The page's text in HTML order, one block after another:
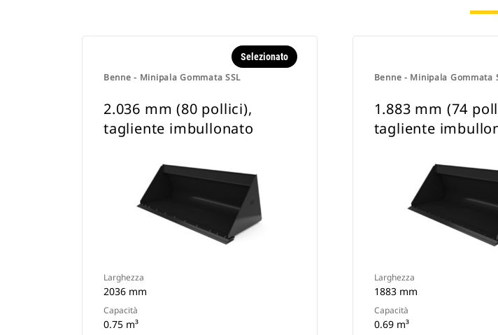
Benne - Minipala Gommata SSL
Selezionato
2.036 mm (80 pollici),
tagliente imbullonato
Larghezza
2036 mm
Capacità
0.75 m³
Benne - Minipala Gommata
1.883 mm (74
tagliente
Larghezza
1883 mm
Capacità
0.69 m³